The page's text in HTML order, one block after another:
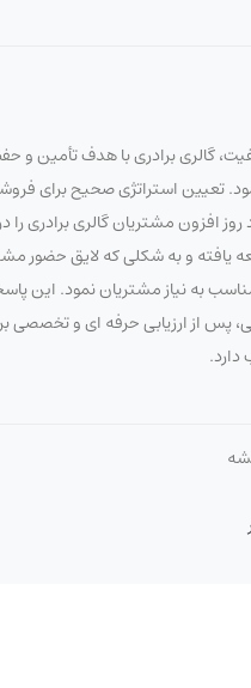
گالری برادری با هدف تأمین و
کوچکی در پاساژ تهران آغاز نمود. تعیین استراتژی صحیح
مشتریان گالری برادری را
یافته و به شکلی که لایق حضور
به نیاز مشتریان نمود. این
پس از ارزیابی حرفه ای و تخصصی
دارد.